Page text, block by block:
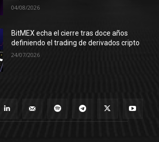
04/08/2026
BitMEX echa el cierre tras doce años
definiendo el trading de derivados cripto
24/07/2026